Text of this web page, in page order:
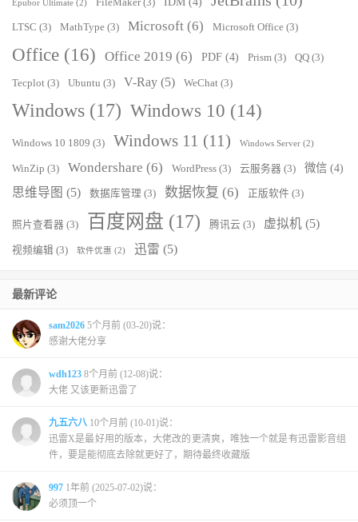
Epubor Ultimate (2)
LTSC (3) MathType (3) Microsoft (6) Microsoft Office (3)
Office (16) Office 2019 (6) PDF (4) Prism (3) QQ (3)
Tecplot (3) Ubuntu (3) V-Ray (5) WeChat (3)
Windows (17) Windows 10 (14)
Windows 10 1809 (3) Windows 11 (11) Windows Server (2)
WinZip (3) Wondershare (6) WordPress (3) 云服务器 (3) 微信 (4)
思维导图 (5) 数据库管理 (3) 数据恢复 (6) 正版软件 (3)
照片查看器 (3) 百度网盘 (17) 腾讯云 (3) 虚拟机 (5)
视频编辑 (3) 软件优惠 (2) 迅雷 (5)
最新评论
sam2026 5个月前 (03-20)说：
感谢大佬分享
wdh123 8个月前 (12-08)说：
大佬 又该更新迅雷了
九五六八 10个月前 (10-01)说：
迅雷X是最好用的版本，大佬改的更清爽，唯独一个就是有迅雷影音组
件，要是能彻底去除就更好了，期待最终收藏版
997 1年前 (2025-07-02)说：
必须顶一个